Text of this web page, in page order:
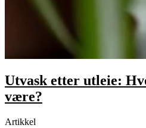
Utvask etter utleie:
være?
Artikkel